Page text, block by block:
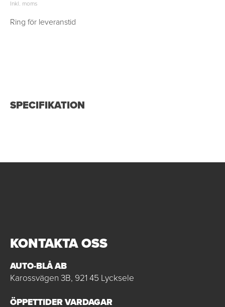
Inkl. moms
Ring för leveranstid
SPECIFIKATION
KONTAKTA OSS
AUTO-BLÅ AB
Karossvägen 3B, 921 45 Lycksele
ÖPPETTIDER VARDAGAR